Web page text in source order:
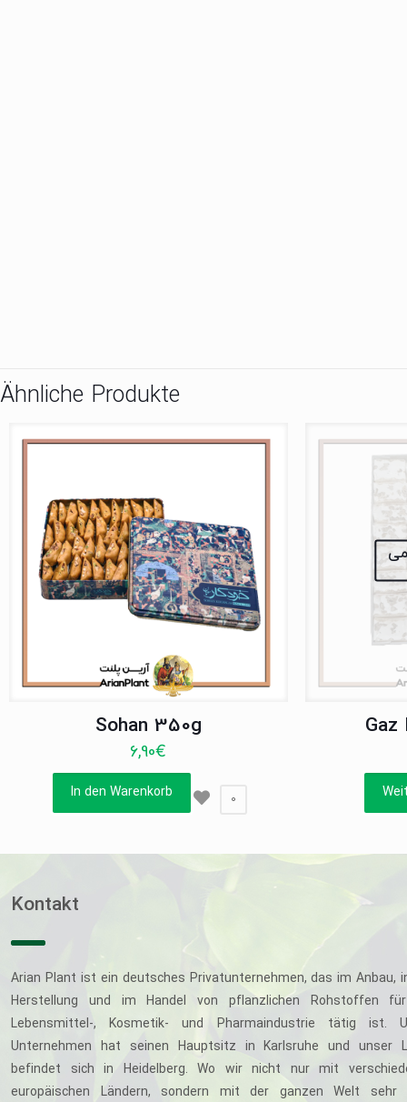
Ähnliche Produkte
Sohan 350g
6,90€
In den Warenkorb 0
Gaz
Kontakt
Arian Plant ist ein deutsches Privatunternehmen, das im Anbau,
Herstellung und im Handel von pflanzlichen Rohstoffen
Lebensmittel-, Kosmetik- und Pharmaindustrie tätig ist.
Unternehmen hat seinen Hauptsitz in Karlsruhe und unser
befindet sich in Heidelberg. Wo wir nicht nur mit
europäischen Ländern, sondern mit der ganzen Welt sehr